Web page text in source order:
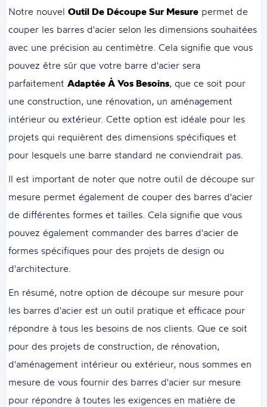
Notre nouvelOutil De Découpe Sur Mesure permet de
couper les barres d'acier selon les dimensions souhaitées
avec une précision au centimètre. Cela signifie que vous
pouvez être sûr que votre barre d'acier sera
parfaitementAdaptée À Vos Besoins, que ce soit pour
une construction, une rénovation, un aménagement
intérieur ou extérieur. Cette option est idéale pour les
projets qui requièrent des dimensions spécifiques et
pour lesquels une barre standard ne conviendrait pas.
Il est important de noter que notre outil de découpe sur
mesure permet également de couper des barres d'acier
de différentes formes et tailles. Cela signifie que vous
pouvez également commander des barres d'acier de
formes spécifiques pour des projets de design ou
d'architecture.
En résumé, notre option de découpe sur mesure pour
les barres d'acier est un outil pratique et efficace pour
répondre à tous les besoins de nos clients. Que ce soit
pour des projets de construction, de rénovation,
d'aménagement intérieur ou extérieur, nous sommes en
mesure de vous fournir des barres d'acier sur mesure
pour répondre à toutes les exigences en matière de